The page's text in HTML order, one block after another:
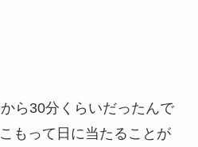
ら30分くらいだったんで
もって日に当たることが